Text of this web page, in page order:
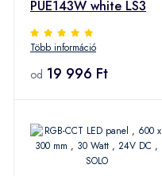
PUE143W white LS3
Több információ
od 19 996 Ft